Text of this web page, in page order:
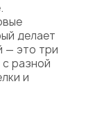
делает
— это три
разной
и